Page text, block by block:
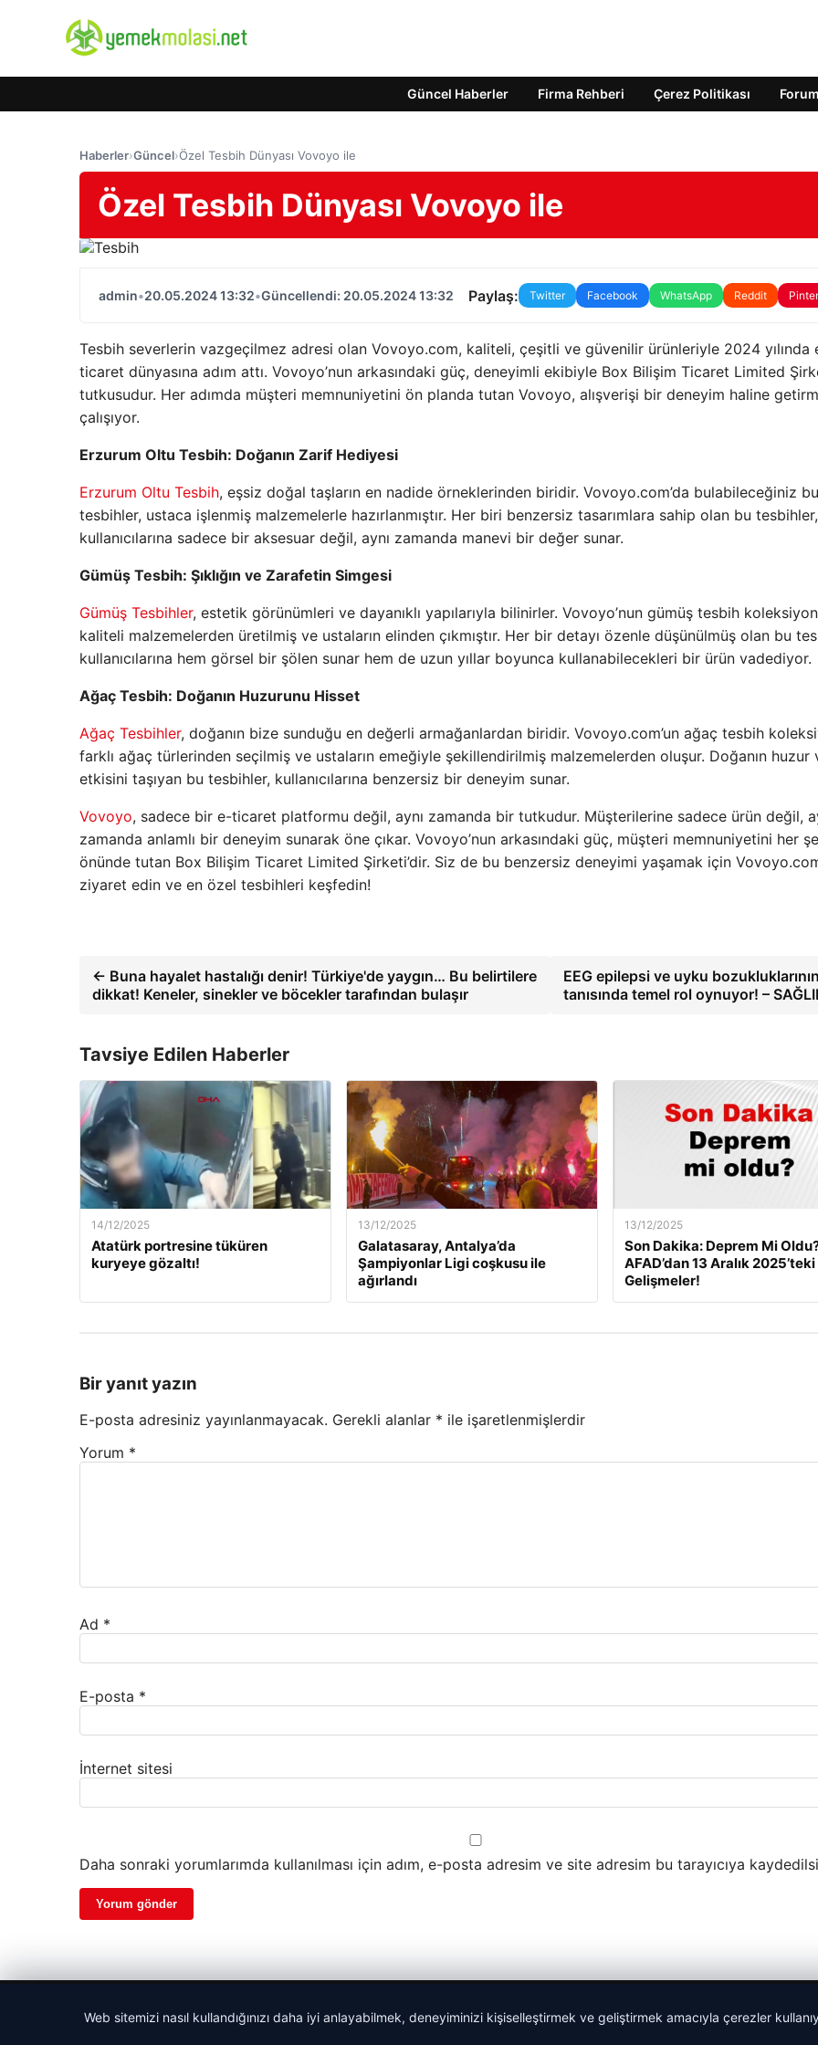
Güncel Haberler Firma Rehberi Çerez Politikası Forum
Haberler›Güncel›Özel Tesbih Dünyası Vovoyo ile
Özel Tesbih Dünyası Vovoyo ile
admin•20.05.2024 13:32•Güncellendi: 20.05.2024 13:32 Paylaş: Twitter Facebook WhatsApp Reddit
Tesbih severlerin vazgeçilmez adresi olan Vovoyo.com, kaliteli, çeşitli ve güvenilir ürünleriyle 2024 yılında
ticaret dünyasına adım attı. Vovoyo’nun arkasındaki güç, deneyimli ekibiyle Box Bilişim Ticaret Limited
tutkusudur. Her adımda müşteri memnuniyetini ön planda tutan Vovoyo, alışverişi bir deneyim haline
çalışıyor.
Erzurum Oltu Tesbih: Doğanın Zarif Hediyesi
Erzurum Oltu Tesbih, eşsiz doğal taşların en nadide örneklerinden biridir. Vovoyo.com’da bulabileceğiniz
tesbihler, ustaca işlenmiş malzemelerle hazırlanmıştır. Her biri benzersiz tasarımlara sahip olan bu tesbihler,
kullanıcılarına sadece bir aksesuar değil, aynı zamanda manevi bir değer sunar.
Gümüş Tesbih: Şıklığın ve Zarafetin Simgesi
Gümüş Tesbihler, estetik görünümleri ve dayanıklı yapılarıyla bilinirler. Vovoyo’nun gümüş tesbih
kaliteli malzemelerden üretilmiş ve ustaların elinden çıkmıştır. Her bir detayı özenle düşünülmüş olan bu
kullanıcılarına hem görsel bir şölen sunar hem de uzun yıllar boyunca kullanabilecekleri bir ürün vadediyor.
Ağaç Tesbih: Doğanın Huzurunu Hisset
Ağaç Tesbihler, doğanın bize sunduğu en değerli armağanlardan biridir. Vovoyo.com’un ağaç tesbih
farklı ağaç türlerinden seçilmiş ve ustaların emeğiyle şekillendirilmiş malzemelerden oluşur. Doğanın huzur
etkisini taşıyan bu tesbihler, kullanıcılarına benzersiz bir deneyim sunar.
Vovoyo, sadece bir e-ticaret platformu değil, aynı zamanda bir tutkudur. Müşterilerine sadece ürün değil,
zamanda anlamlı bir deneyim sunarak öne çıkar. Vovoyo’nun arkasındaki güç, müşteri memnuniyetini her
önünde tutan Box Bilişim Ticaret Limited Şirketi’dir. Siz de bu benzersiz deneyimi yaşamak için
ziyaret edin ve en özel tesbihleri keşfedin!
← Buna hayalet hastalığı denir! Türkiye'de yaygın… Bu belirtilere
dikkat! Keneler, sinekler ve böcekler tarafından bulaşır
EEG epilepsi ve uyku bozukluklarının
tanısında temel rol oynuyor! –
Tavsiye Edilen Haberler
14/12/2025
Atatürk portresine tüküren
kuryeye gözaltı!
13/12/2025
Galatasaray, Antalya’da
Şampiyonlar Ligi coşkusu ile
ağırlandı
13/12/2025
Son Dakika: Deprem Mi
AFAD’dan 13 Aralık
Gelişmeler!
Bir yanıt yazın
E-posta adresiniz yayınlanmayacak. Gerekli alanlar * ile işaretlenmişlerdir
Yorum *
Ad *
E-posta *
İnternet sitesi
Daha sonraki yorumlarımda kullanılması için adım, e-posta adresim ve site adresim bu tarayıcıya
Web sitemizi nasıl kullandığınızı daha iyi anlayabilmek, deneyiminizi kişiselleştirmek ve geliştirmek amacıyla çerezler